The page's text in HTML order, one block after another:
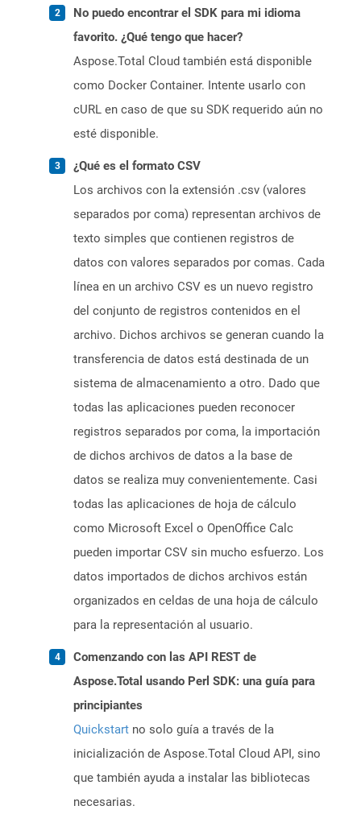
No puedo encontrar el SDK para mi idioma
favorito. ¿Qué tengo que hacer?
Aspose.Total Cloud también está disponible
como Docker Container. Intente usarlo con
cURL en caso de que su SDK requerido aún no
esté disponible.
¿Qué es el formato CSV
Los archivos con la extensión .csv (valores
separados por coma) representan archivos de
texto simples que contienen registros de
datos con valores separados por comas. Cada
línea en un archivo CSV es un nuevo registro
del conjunto de registros contenidos en el
archivo. Dichos archivos se generan cuando la
transferencia de datos está destinada de un
sistema de almacenamiento a otro. Dado que
todas las aplicaciones pueden reconocer
registros separados por coma, la importación
de dichos archivos de datos a la base de
datos se realiza muy convenientemente. Casi
todas las aplicaciones de hoja de cálculo
como Microsoft Excel o OpenOffice Calc
pueden importar CSV sin mucho esfuerzo. Los
datos importados de dichos archivos están
organizados en celdas de una hoja de cálculo
para la representación al usuario.
Comenzando con las API REST de
Aspose.Total usando Perl SDK: una guía para
principiantes
Quickstart no solo guía a través de la
inicialización de Aspose.Total Cloud API, sino
que también ayuda a instalar las bibliotecas
necesarias.